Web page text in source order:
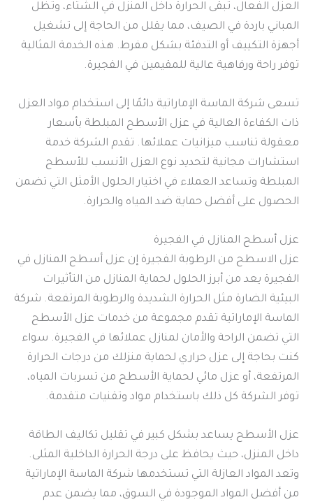
العزل الفعال، تبقى الحرارة داخل المنزل في الشتاء، وتظل
المباني باردة في الصيف، مما يقلل من الحاجة إلى تشغيل
أجهزة التكييف أو التدفئة بشكل مفرط. هذه الخدمة المثالية
توفر راحة ورفاهية عالية للمقيمين في الفجيرة.
تسعى شركة الماسة الإماراتية دائمًا إلى استخدام مواد العزل
ذات الكفاءة العالية في عزل الأسطح المبلطة بأسعار
معقولة تناسب ميزانيات عملائها. تقدم الشركة خدمة
استشارات مجانية لتحديد نوع العزل الأنسب للأسطح
المبلطة وتساعد العملاء في اختيار الحلول الأمثل التي تضمن
الحصول على أفضل حماية ضد المياه والحرارة.
عزل أسطح المنازل في الفجيرة
عزل الاسطح من الرطوبة الفجيرة إن عزل أسطح المنازل في
الفجيرة يعد من أبرز الحلول لحماية المنازل من التأثيرات
البيئية الضارة مثل الحرارة الشديدة والرطوبة المرتفعة. شركة
الماسة الإماراتية تقدم مجموعة من خدمات عزل الأسطح
التي تضمن الراحة والأمان لمنازل عملائها في الفجيرة. سواء
كنت بحاجة إلى عزل حراري لحماية منزلك من درجات الحرارة
المرتفعة، أو عزل مائي لحماية الأسطح من تسربات المياه،
توفر الشركة كل ذلك باستخدام مواد وتقنيات متقدمة.
عزل الأسطح يساعد بشكل كبير في تقليل تكاليف الطاقة
داخل المنزل، حيث يحافظ على درجة الحرارة الداخلية المثلى.
وتعد المواد العازلة التي تستخدمها شركة الماسة الإماراتية
من أفضل المواد الموجودة في السوق، مما يضمن عدم